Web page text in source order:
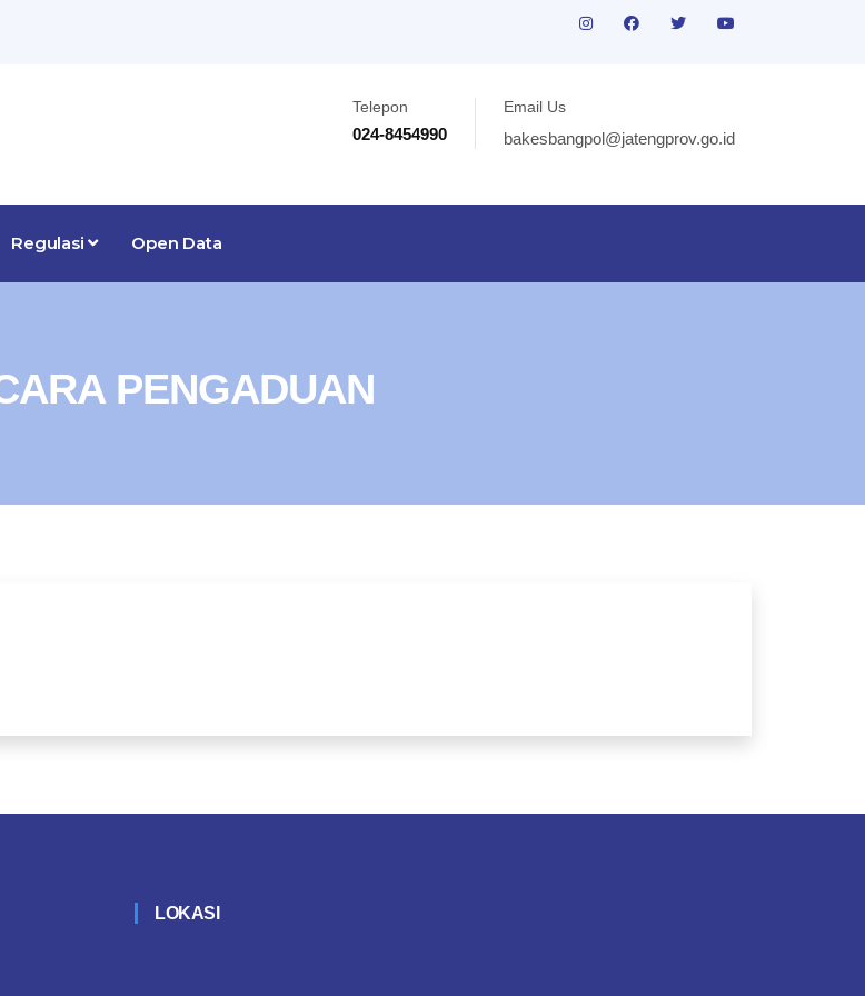
Telepon
024-8454990
Email Us
bakesbangpol@jatengprov.go.id
Regulasi Open Data
PENGADUAN
LOKASI